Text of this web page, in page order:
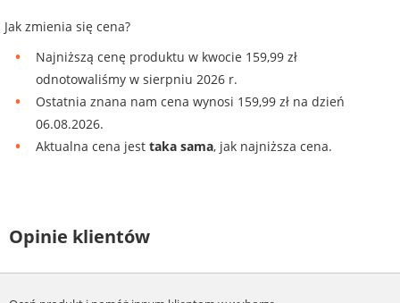
Jak zmienia się cena?
Najniższą cenę produktu w kwocie 159,99 zł
odnotowaliśmy w sierpniu 2026 r.
Ostatnia znana nam cena wynosi 159,99 zł na dzień
06.08.2026.
Aktualna cena jest taka sama, jak najniższa cena.
Opinie klientów